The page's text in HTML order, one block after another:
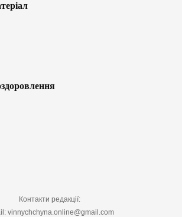
Контакти редакції:
vinnychchyna.online@gmail.com